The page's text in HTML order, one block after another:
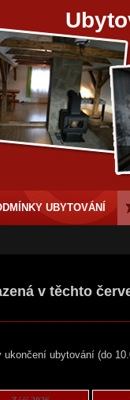
v těchto
ubytování (do
UBYTOVÁNÍ